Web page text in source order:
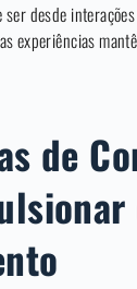
desde
experiências
de